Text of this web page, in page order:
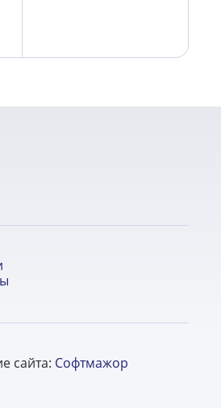
сайта: Софтмажор